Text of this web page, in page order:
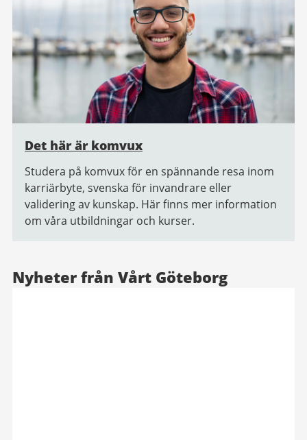
Det här är komvux
Studera på komvux för en spännande resa inom
karriärbyte, svenska för invandrare eller
validering av kunskap. Här finns mer information
om våra utbildningar och kurser.
Nyheter från Vårt Göteborg